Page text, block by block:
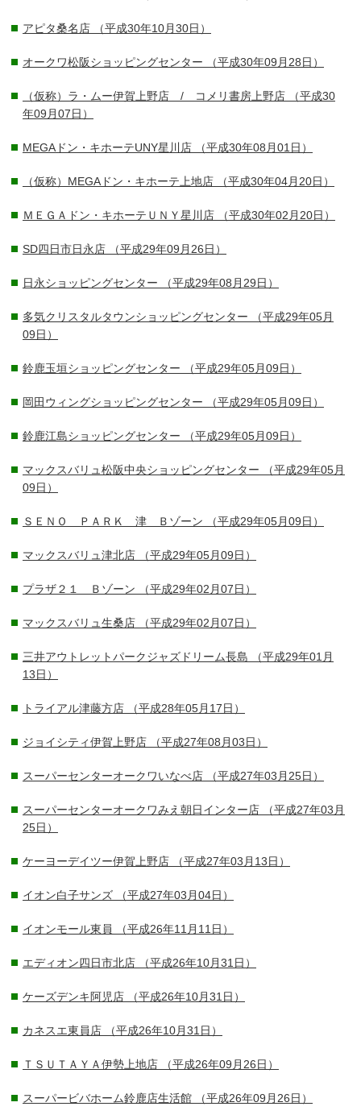
アピタ桑名店 （平成30年10月30日）
オークワ松阪ショッピングセンター （平成30年09月28日）
（仮称）ラ・ムー伊賀上野店 / コメリ書房上野店 （平成30
年09月07日）
MEGAドン・キホーテUNY星川店 （平成30年08月01日）
（仮称）MEGAドン・キホーテ上地店 （平成30年04月20日）
ＭＥＧＡドン・キホーテＵＮＹ星川店 （平成30年02月20日）
SD四日市日永店 （平成29年09月26日）
日永ショッピングセンター （平成29年08月29日）
多気クリスタルタウンショッピングセンター （平成29年05月
09日）
鈴鹿玉垣ショッピングセンター （平成29年05月09日）
岡田ウィングショッピングセンター （平成29年05月09日）
鈴鹿江島ショッピングセンター （平成29年05月09日）
マックスバリュ松阪中央ショッピングセンター （平成29年05月
09日）
ＳＥＮＯ ＰＡＲＫ 津 Ｂゾーン （平成29年05月09日）
マックスバリュ津北店 （平成29年05月09日）
プラザ２１ Ｂゾーン （平成29年02月07日）
マックスバリュ生桑店 （平成29年02月07日）
三井アウトレットパークジャズドリーム長島 （平成29年01月
13日）
トライアル津藤方店 （平成28年05月17日）
ジョイシティ伊賀上野店 （平成27年08月03日）
スーパーセンターオークワいなべ店 （平成27年03月25日）
スーパーセンターオークワみえ朝日インター店 （平成27年03月
25日）
ケーヨーデイツー伊賀上野店 （平成27年03月13日）
イオン白子サンズ （平成27年03月04日）
イオンモール東員 （平成26年11月11日）
エディオン四日市北店 （平成26年10月31日）
ケーズデンキ阿児店 （平成26年10月31日）
カネスエ東員店 （平成26年10月31日）
ＴＳＵＴＡＹＡ伊勢上地店 （平成26年09月26日）
スーパービバホーム鈴鹿店生活館 （平成26年09月26日）